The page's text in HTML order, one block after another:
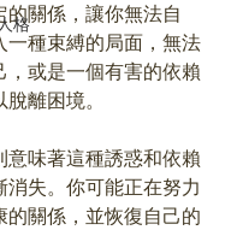
格
的關係，讓你無法自
一種束縛的局面，無法
，或是一個有害的依賴
離困境。
意味著這種誘惑和依賴
消失。你可能正在努力
的關係，並恢復自己的